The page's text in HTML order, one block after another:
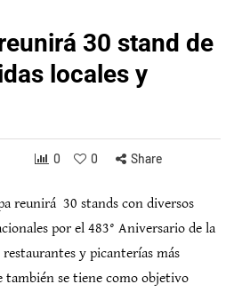
30 stand de
locales y
0 0 Share
reunirá 30 stands con diversos
por el 483° Aniversario de la
y picanterías más
también se tiene como objetivo